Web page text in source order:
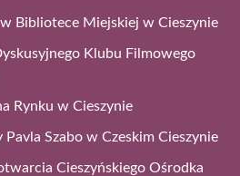
Bibliotece Miejskiej w Cieszynie
Klubu Filmowego
Rynku w Cieszynie
Szabo w Czeskim Cieszynie
Cieszyńskiego Ośrodka